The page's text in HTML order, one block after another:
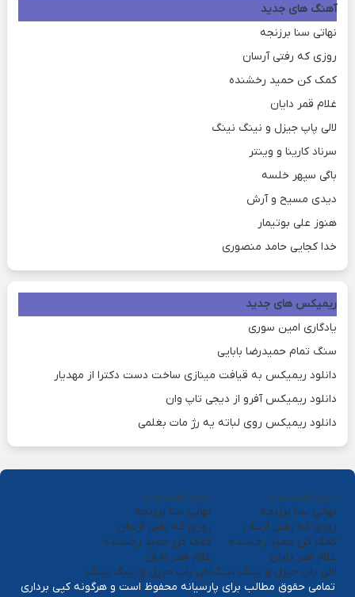
آهنگ های جدید
نهاتی سنا برزنجه
روزی که رفتی آرسان
کمک کن حمید رخشنده
غلام قمر دایان
لالی پاپ جیزل و نینگ نینگ
سرناد کارینا و وینتر
باگی سپهر خلسه
دیدی مسیح و آرش
هنوز علی بوتیمار
خدا کجایی حامد منصوری
ریمیکس های جدید
یادگاری امین سوری
سنگ تمام حمیدرضا بابایی
دانلود ریمیکس به قیافت مینازی ساخت دست دکترا از مهدیار
دانلود ریمیکس آفرو از ديجی تاپ وان
دانلود ریمیکس روی لباته یه رژ مات بغلمی
دانلود آهنگ جدید
نهاتی سنا برزنجه
روزی که رفتی آرسان
کمک کن حمید رخشنده
غلام قمر دایان
لالی پاپ جیزل و نینگ نینگ
دانلود آهنگ جدید
نهاتی سنا برزنجه
روزی که رفتی آرسان
کمک کن حمید رخشنده
غلام قمر دایان
لالی پاپ جیزل و نینگ نینگ
تمامی حقوق مطالب برای پارسیانه محفوظ است و هرگونه کپی برداری